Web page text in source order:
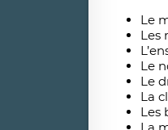
Le
Les
Le
Le
La
Les